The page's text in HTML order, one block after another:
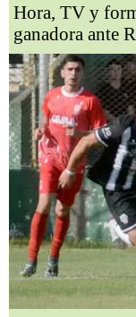
Hora, TV y
ganadora ante